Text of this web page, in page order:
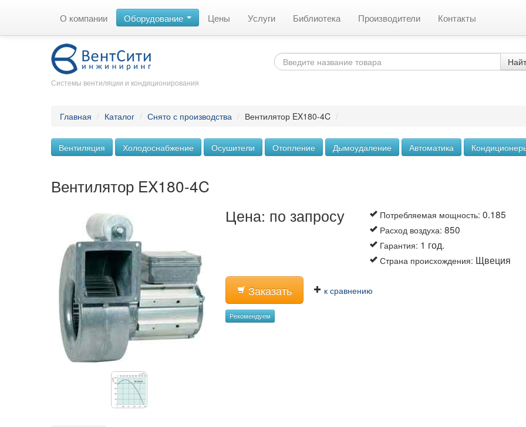
О компании Оборудование Цены Услуги Библиотека Производители Контакты
Системы вентиляции и кондиционирования
Главная / Каталог / Снято с производства / Вентилятор EX180-4C /
Вентиляция Холодоснабжение Осушители Отопление Дымоудаление Автоматика
Вентилятор EX180-4C
Цена: по запросу Потребляемая мощность:0.185
Расход воздуха:850
Гарантия: 1 год.
Страна происхождения: Щвеция
Заказать к сравнению
Рекомендуем